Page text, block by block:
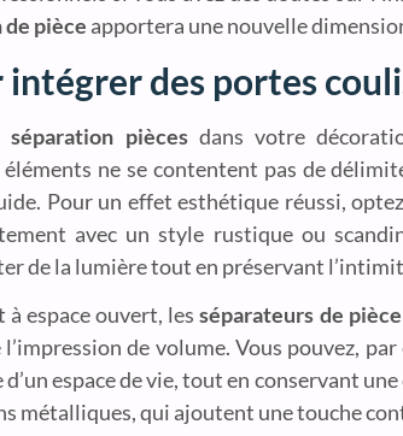
pièce apportera une nouvelle
intégrer des portes
séparation piècesdans votre
ne se contentent pas de
Pour un effet esthétique réussi,
avec un style rustique ou
de la lumière tout en préservant
à espace ouvert, lesséparateurs de
de volume. Vous pouvez,
espace de vie, tout en conservant
métalliques, qui ajoutent une touche